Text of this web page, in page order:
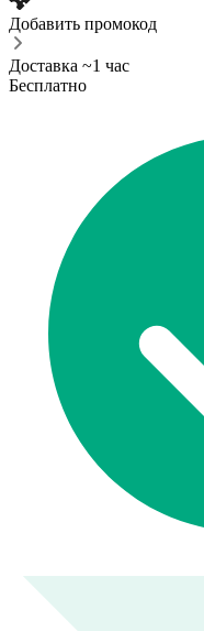
Добавить промокод
Доставка ~1 час
Бесплатно